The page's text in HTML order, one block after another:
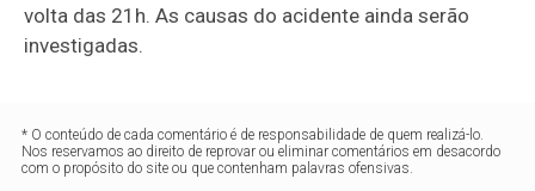
volta das 21h. As causas do acidente ainda serão
investigadas.
* O conteúdo de cada comentário é de responsabilidade de quem realizá-lo.
Nos reservamos ao direito de reprovar ou eliminar comentários em desacordo
com o propósito do site ou que contenham palavras ofensivas.